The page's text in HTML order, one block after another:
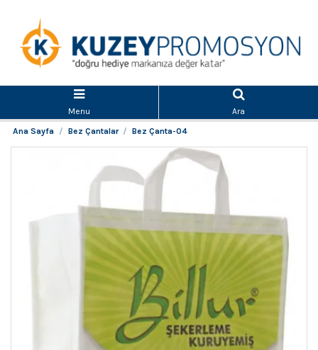
Menu
Ara
Ana Sayfa
Bez Çantalar Bez Çanta-04